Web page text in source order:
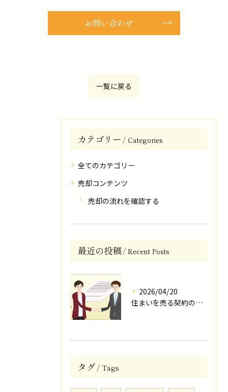
お問い合わせ
一覧に戻る
カテゴリー Categories
全てのカテゴリー
売却コンテンツ
売却の流れを確認する
最近の投稿 Recent Posts
2026/04/20
住まいを売る契約の流れ
タグ Tags